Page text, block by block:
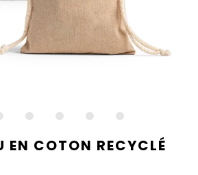
EN COTON RECYCLÉ